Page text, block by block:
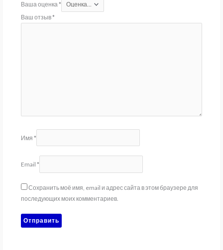
Ваша оценка*
Ваш отзыв*
Имя *
Email *
Сохранить моё имя, email и адрес сайта в этом браузере для
последующих моих комментариев.